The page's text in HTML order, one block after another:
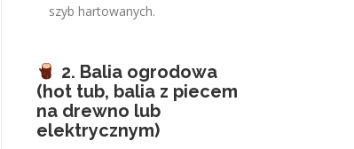
szyb hartowanych.
2. Balia ogrodowa
(hot tub, balia z piecem
na drewno lub
elektrycznym)